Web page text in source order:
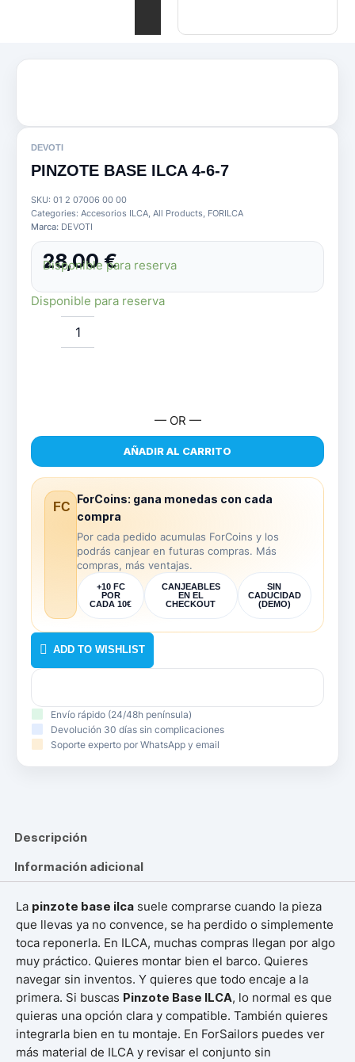
DEVOTI
PINZOTE BASE ILCA 4-6-7
SKU: 01 2 07006 00 00
Categories: Accesorios ILCA, All Products, FORILCA
Marca: DEVOTI
28,00€
Disponible para reserva
Disponible para reserva
PINZOTE
— OR —
AÑADIR AL CARRITO
FC
ForCoins: gana monedas con cada
compra
Por cada pedido acumulas ForCoins y los
podrás canjear en futuras compras. Más
compras, más ventajas.
+10 FC
POR
CADA 10€
CANJEABLES
EN EL
CHECKOUT
SIN
CADUCIDAD
(DEMO)
ADD TO WISHLIST
Envío rápido (24/48h península)
Devolución 30 días sin complicaciones
Soporte experto por WhatsApp y email
Descripción
Información adicional
La pinzote base ilca suele comprarse cuando la pieza
que llevas ya no convence, se ha perdido o simplemente
toca reponerla. En ILCA, muchas compras llegan por algo
muy práctico. Quieres montar bien el barco. Quieres
navegar sin inventos. Y quieres que todo encaje a la
primera. Si buscas Pinzote Base ILCA, lo normal es que
quieras una opción clara y compatible. También quieres
integrarla bien en tu montaje. En ForSailors puedes ver
más material de ILCA y revisar el conjunto sin